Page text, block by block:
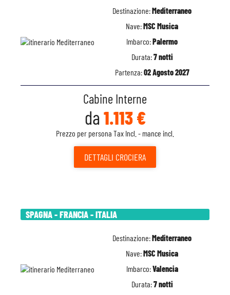
Destinazione:Mediterraneo
Nave:MSC Musica
Imbarco:Palermo
Durata:7 notti
Partenza:02 Agosto 2027
Cabine Interne
da 1.113 €
Prezzo per persona Tax Incl. - mance incl.
DETTAGLI CROCIERA
SPAGNA - FRANCIA - ITALIA
Destinazione:Mediterraneo
Nave:MSC Musica
Imbarco:Valencia
Durata:7 notti